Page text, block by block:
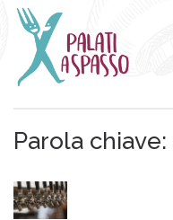
Parola chiave: